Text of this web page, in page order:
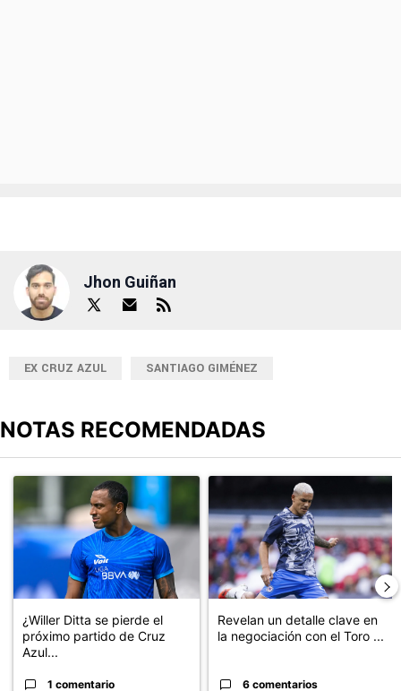
Jhon Guiñan
EX CRUZ AZUL SANTIAGO GIMÉNEZ
NOTAS RECOMENDADAS
Un artículo de tendencia con el título "¿Willer Ditta se pierde el
¿Willer Ditta se pierde el
próximo partido de Cruz
Azul...
1 comentario
Un artículo de tendencia con
Revelan un detalle clave en
la negociación con el Toro ...
6 comentarios